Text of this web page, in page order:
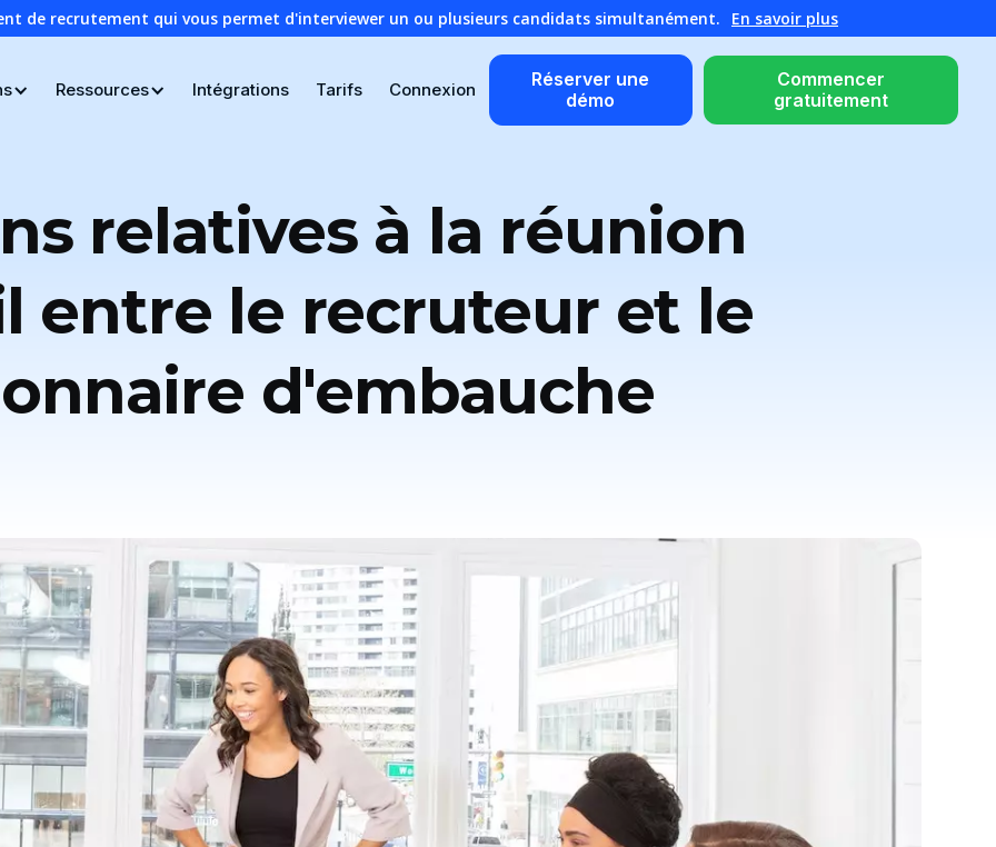
de recrutement qui vous permet d'interviewer un ou plusieurs candidats simultanément. En savoir plus
Ressources Intégrations Tarifs Connexion
Réserver une
démo
Commencer
gratuitement
relatives à la réunion
entre le recruteur et le
d'embauche